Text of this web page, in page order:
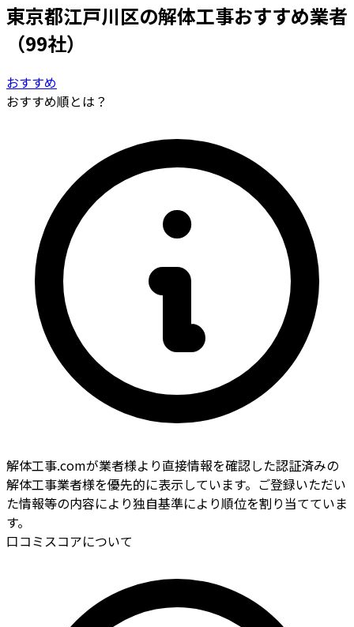
東京都江戸川区の解体工事おすすめ業者
（99社）
おすすめ
おすすめ順とは？
解体工事.comが業者様より直接情報を確認した認証済みの
解体工事業者様を優先的に表示しています。ご登録いただい
た情報等の内容により独自基準により順位を割り当てていま
す。
口コミスコアについて